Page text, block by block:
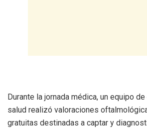
Durante la jornada médica, un equipo
salud realizó valoraciones
gratuitas destinadas a captar y